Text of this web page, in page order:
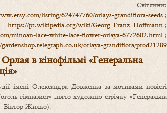
Світлини:
listing/624747760/orlaya-grandiflora-seeds ;
https://pt.wikipedia.org/wiki/Georg_Franz_Hoffmann ;
minoan-lace-white-lace-flower-orlaya-6772602.html ;
orlaya-grandiflora/prod21289
в кінофільмі«Генеральна
імені Олександра Довженка за мотивами повісті
гімназист» знято художню стрічку «Генеральна
Віктор Жилко).